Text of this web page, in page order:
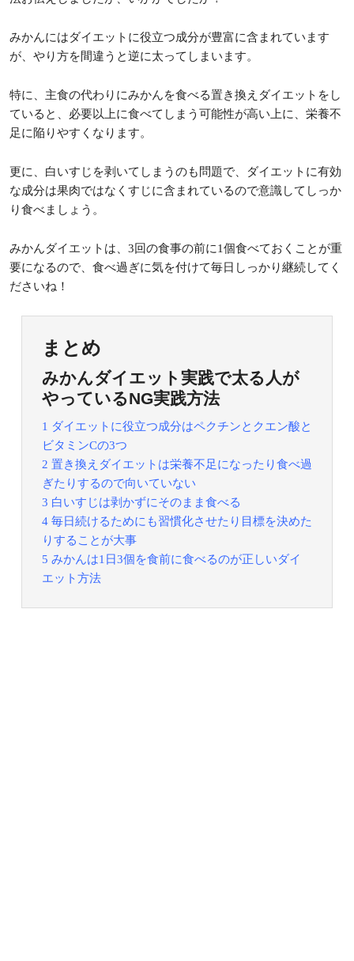
みかんにはダイエットに役立つ成分が豊富に含まれています
が、やり方を間違うと逆に太ってしまいます。
特に、主食の代わりにみかんを食べる置き換えダイエットをし
ていると、必要以上に食べてしまう可能性が高い上に、栄養不
足に陥りやすくなります。
更に、白いすじを剥いてしまうのも問題で、ダイエットに有効
な成分は果肉ではなくすじに含まれているので意識してしっか
り食べましょう。
みかんダイエットは、3回の食事の前に1個食べておくことが重
要になるので、食べ過ぎに気を付けて毎日しっかり継続してく
ださいね！
まとめ
みかんダイエット実践で太る人が
やっているNG実践方法
1 ダイエットに役立つ成分はペクチンとクエン酸と
ビタミンCの3つ
2 置き換えダイエットは栄養不足になったり食べ過
ぎたりするので向いていない
3 白いすじは剥かずにそのまま食べる
4 毎日続けるためにも習慣化させたり目標を決めた
りすることが大事
5 みかんは1日3個を食前に食べるのが正しいダイ
エット方法